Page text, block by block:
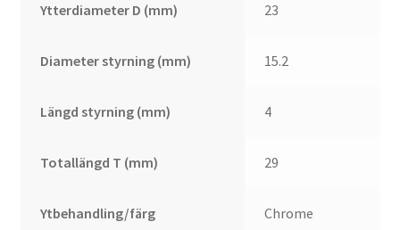
Ytterdiameter D (mm) 23
Diameter styrning (mm) 15.2
Längd styrning (mm) 4
Totallängd T (mm) 29
Ytbehandling/färg Chrome